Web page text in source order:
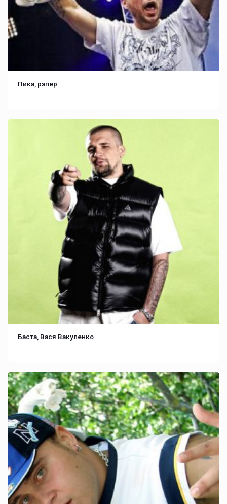
Пика, рэпер
Баста, Вася Вакуленко